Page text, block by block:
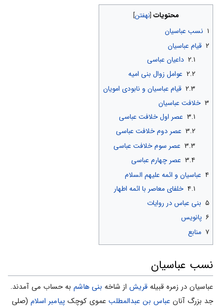
محتویات
۱ نسب عباسیان
۲ قیام عباسیان
۲.۱ داعیان عباسی
۲.۲ عوامل زوال بنی امیه
۲.۳ قیام عباسیان و نابودی امویان
۳ خلافت عباسیان
۳.۱ عصر اول خلافت عباسی
۳.۲ عصر دوم خلافت عباسی
۳.۳ عصر سوم خلافت عباسی
۳.۴ عصر چهارم عباسی
۴ عباسیان و ائمه علیهم السلام
۴.۱ خلفای معاصر با ائمه اطهار
۵ بنی عباس در روایات
۶ پانویس
۷ منابع
نسب عباسیان
عباسیان در زمره قبیله قریش از شاخه بنی هاشم به حساب می آمدند.
جد بزرگ آنان عباس بن عبدالمطلب عموی کوچک پیامبر اسلام (صلی